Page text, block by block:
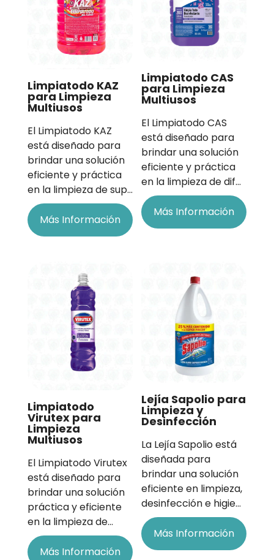
Limpiatodo KAZ
para Limpieza
Multiusos
El Limpiatodo KAZ
está diseñado para
brindar una solución
eficiente y práctica
en la limpieza de sup…
Más Información
Limpiatodo CAS
para Limpieza
Multiusos
El Limpiatodo CAS
está diseñado para
brindar una solución
eficiente y práctica
en la limpieza de dif…
Más Información
Limpiatodo
Virutex para
Limpieza
Multiusos
El Limpiatodo Virutex
está diseñado para
brindar una solución
práctica y eficiente
en la limpieza de…
Más Información
Lejía Sapolio para
Limpieza y
Desinfección
La Lejía Sapolio está
diseñada para
brindar una solución
eficiente en limpieza,
desinfección e higie…
Más Información